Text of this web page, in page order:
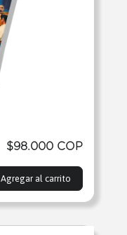
$98.000 COP
Agregar al carrito